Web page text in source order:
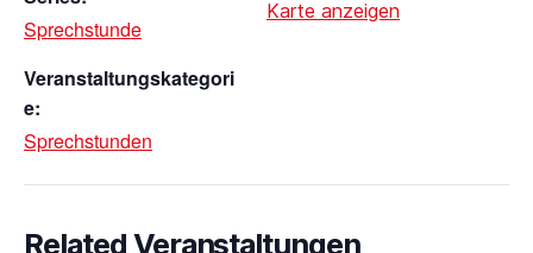
Sprechstunde
Veranstaltungskategori
e:
Sprechstunden
Karte anzeigen
Related Veranstaltungen